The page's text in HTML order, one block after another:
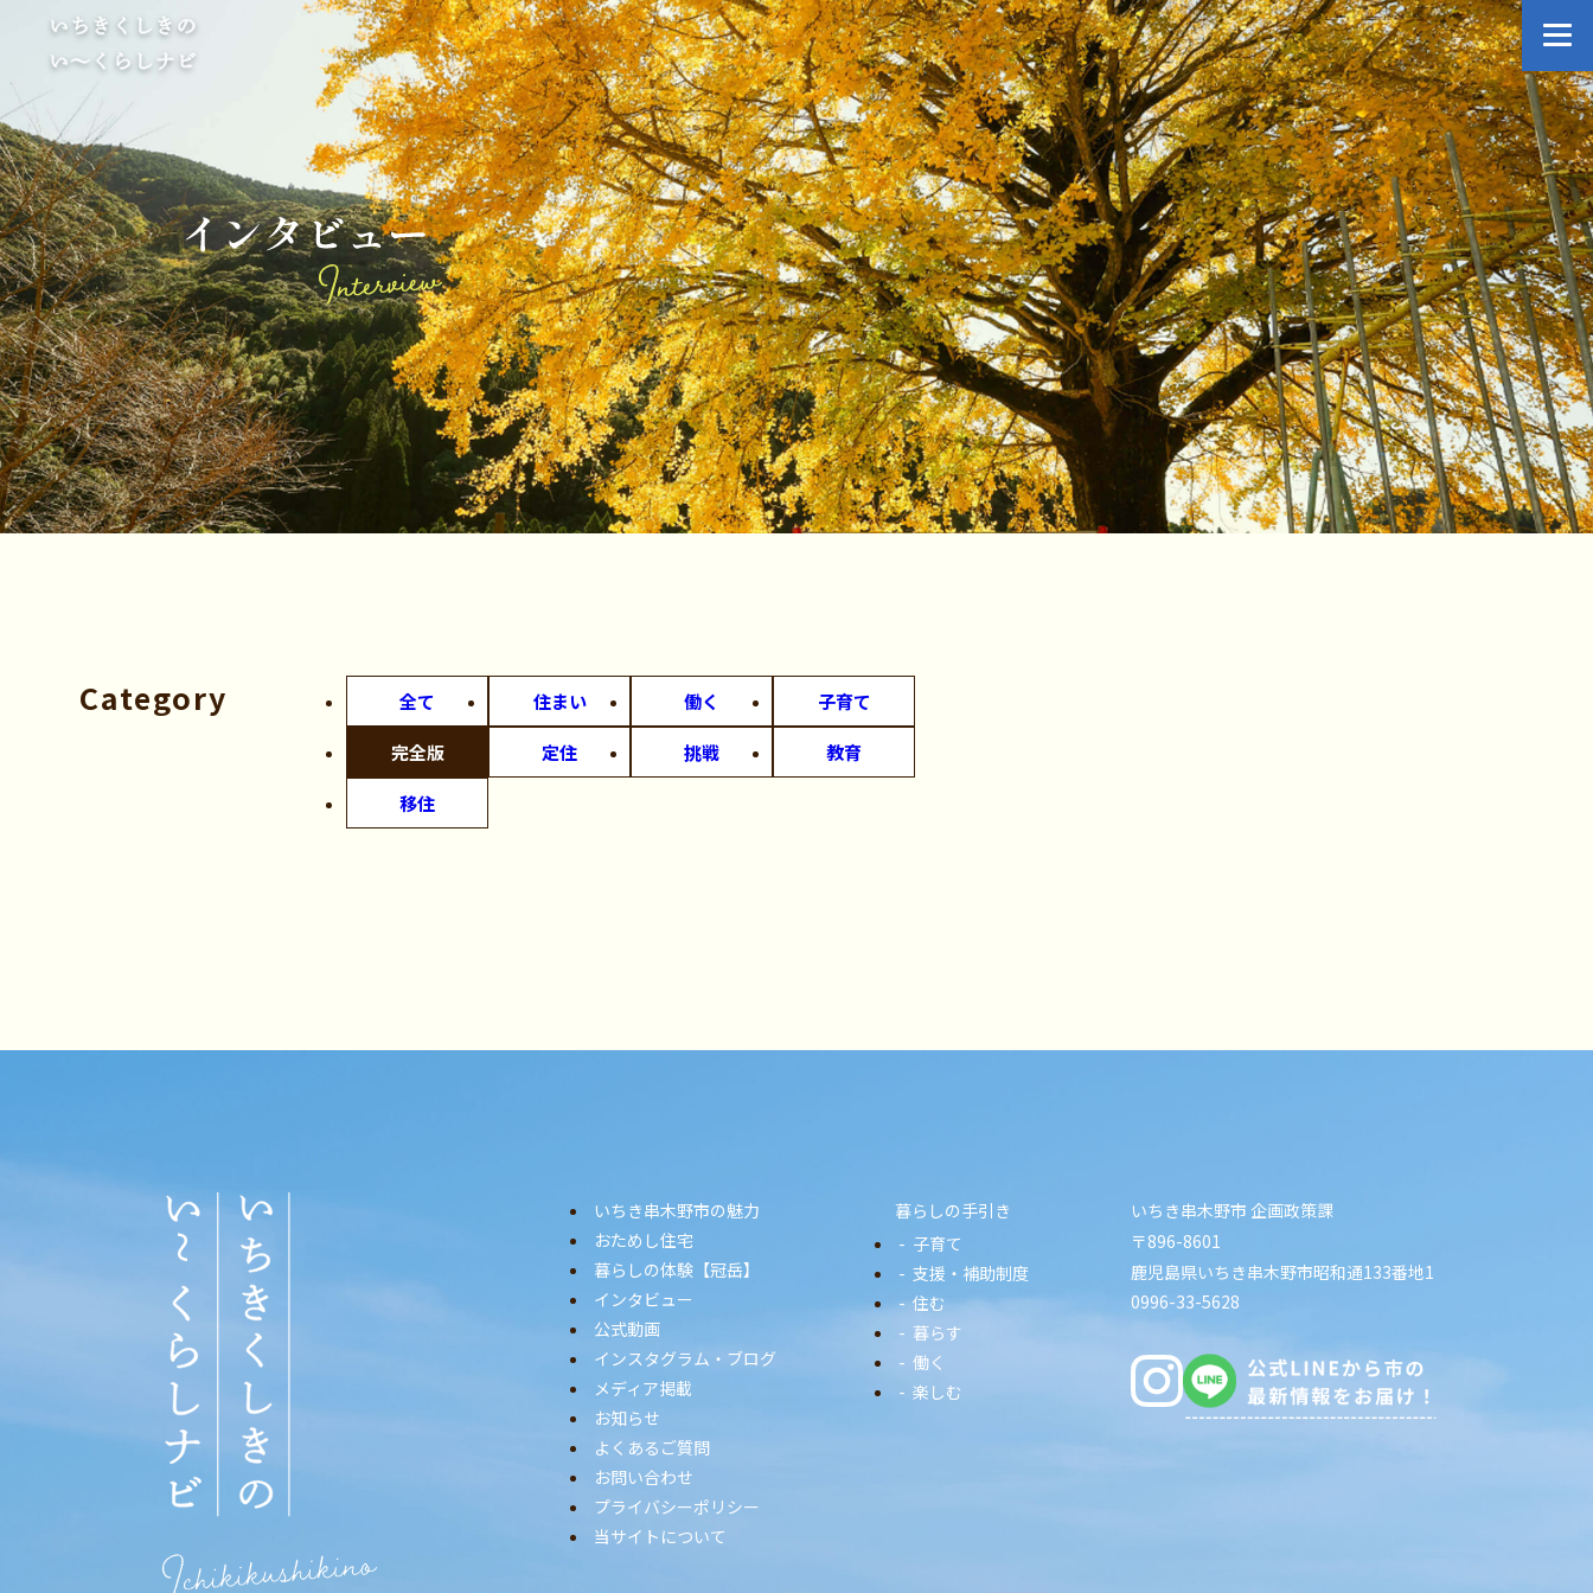
イ
ン
タ
ビ
ュ
Category 全て 住まい 働く 子育て
完全版 定住 挑戦 教育
移住
いちき串木野市の魅力
おためし住宅
暮らしの体験【冠岳】
インタビュー
公式動画
インスタグラム・ブログ
メディア掲載
お知らせ
よくあるご質問
お問い合わせ
プライバシーポリシー
当サイトについて
暮らしの手引き
子育て
支援・補助制度
住む
暮らす
働く
楽しむ
いちき串木野市 企画政策課
〒896-8601
鹿児島県いちき串木野市昭和通133番地1
0996-33-5628